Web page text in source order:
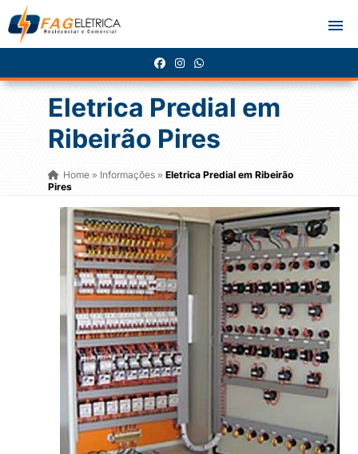
Eletrica Predial em
Ribeirão Pires
Home» Informações » Eletrica Predial em Ribeirão
Pires